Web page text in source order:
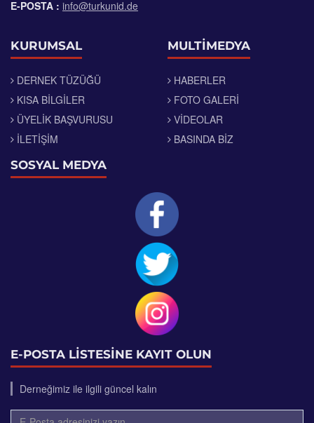
E-POSTA : info@turkunid.de
KURUMSAL
DERNEK TÜZÜĞÜ
KISA BILGILER
ÜYELIK BAŞVURUSU
İLETIŞIM
MULTİMEDYA
HABERLER
FOTO GALERI
VIDEOLAR
BASINDA BIZ
SOSYAL MEDYA
E-POSTA LİSTESİNE KAYIT OLUN
Derneğimiz ile ilgili güncel kalın